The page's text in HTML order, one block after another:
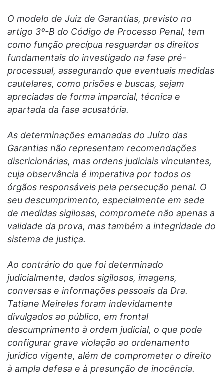
O modelo de Juiz de Garantias, previsto no
artigo 3º-B do Código de Processo Penal, tem
como função precípua resguardar os direitos
fundamentais do investigado na fase pré-
processual, assegurando que eventuais medidas
cautelares, como prisões e buscas, sejam
apreciadas de forma imparcial, técnica e
apartada da fase acusatória.
As determinações emanadas do Juízo das
Garantias não representam recomendações
discricionárias, mas ordens judiciais vinculantes,
cuja observância é imperativa por todos os
órgãos responsáveis pela persecução penal. O
seu descumprimento, especialmente em sede
de medidas sigilosas, compromete não apenas a
validade da prova, mas também a integridade do
sistema de justiça.
Ao contrário do que foi determinado
judicialmente, dados sigilosos, imagens,
conversas e informações pessoais da Dra.
Tatiane Meireles foram indevidamente
divulgados ao público, em frontal
descumprimento à ordem judicial, o que pode
configurar grave violação ao ordenamento
jurídico vigente, além de comprometer o direito
à ampla defesa e à presunção de inocência.